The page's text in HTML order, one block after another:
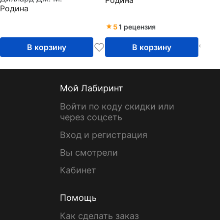
Родина
В корзину
51 рецензия
В корзину
Мой Лабиринт
Войти по коду скидки или
через соцсеть
Вход и регистрация
Вы смотрели
Кабинет
Помощь
Как сделать заказ